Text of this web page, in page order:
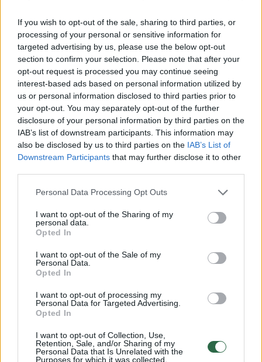
If you wish to opt-out of the sale, sharing to third parties, or
processing of your personal or sensitive information for
targeted advertising by us, please use the below opt-out
section to confirm your selection. Please note that after your
opt-out request is processed you may continue seeing
interest-based ads based on personal information utilized by
us or personal information disclosed to third parties prior to
your opt-out. You may separately opt-out of the further
disclosure of your personal information by third parties on the
IAB’s list of downstream participants. This information may
also be disclosed by us to third parties on the IAB’s List of
Downstream Participants that may further disclose it to other
Personal Data Processing Opt Outs
I want to opt-out of the Sharing of my
personal data.
Opted In
I want to opt-out of the Sale of my
Personal Data.
Opted In
I want to opt-out of processing my
Personal Data for Targeted Advertising.
Opted In
I want to opt-out of Collection, Use,
Retention, Sale, and/or Sharing of my
Personal Data that Is Unrelated with the
Purposes for which it was collected.
Prisijungti komentatoriams
Mokslas ir IT Visata
Kita savaitė bus ypatinga: šią
dieną verta pasižymėti
kalendoriuje
2026 m. rugpjūčio 6 d. 16:51